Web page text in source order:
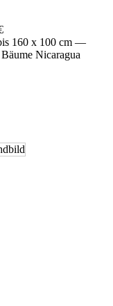
160 x 100 cm —
Nicaragua